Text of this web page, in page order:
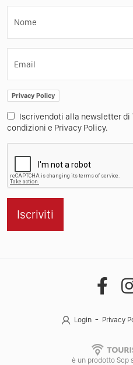
Nome
Email
Privacy Policy
Iscrivendoti alla newsletter
condizioni e Privacy Policy.
Iscriviti
Login Privacy
è un prodotto Scp